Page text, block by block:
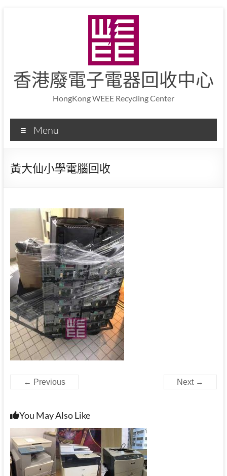
香港廢電子電器回收中心
HongKong WEEE Recycling Center
Menu
黃大仙小學電腦回收
← Previous Next →
You May Also Like